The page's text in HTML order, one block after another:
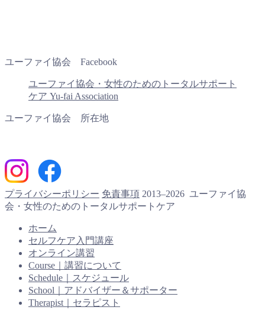
ユーファイ協会 Facebook
ユーファイ協会・女性のためのトータルサポート
ケア Yu-fai Association
ユーファイ協会 所在地
プライバシーポリシー 免責事項 2013–2026 ユーファイ協
会・女性のためのトータルサポートケア
ホーム
セルフケア入門講座
オンライン講習
Course｜講習について
Schedule｜スケジュール
School｜アドバイザー＆サポーター
Therapist｜セラピスト